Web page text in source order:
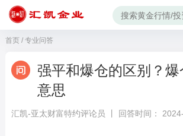
首页/ 专业问答
强平和爆仓的区别？
意思
汇凯-亚太财富特约评论员 丨 回答时间：